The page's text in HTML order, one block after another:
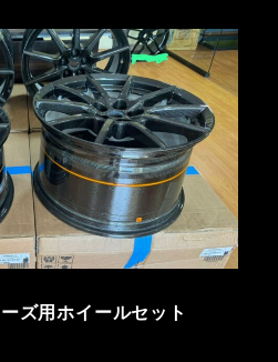
ズ用ホイールセット